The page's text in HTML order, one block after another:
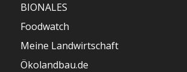
BIONALES
Foodwatch
Meine Landwirtschaft
Ökolandbau.de